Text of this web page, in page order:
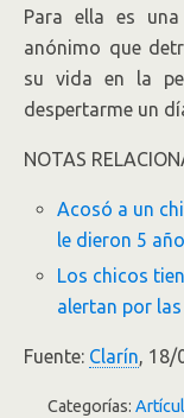
Para ella es
anónimo que
su vida en la
despertarme un
NOTAS
Acosó a un
le dieron 5
Los chicos
alertan por
Fuente: Clarín, 18/
Categorías: